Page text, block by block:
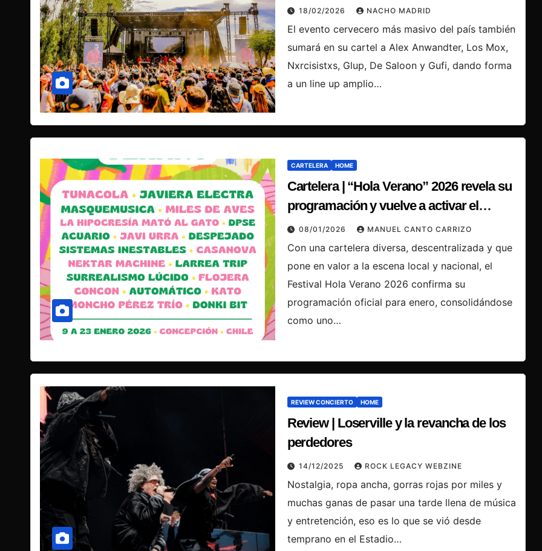
Line Up
18/02/2026 NACHO MADRID
El evento cervecero más masivo del país también
sumará en su cartel a Alex Anwandter, Los Mox,
Nxrcisistxs, Glup, De Saloon y Gufi, dando forma
a un line up amplio…
CARTELERA HOME
Cartelera | “Hola Verano” 2026 revela su
programación y vuelve a activar el
circuito musical penquista durante enero
08/01/2026 MANUEL CANTO CARRIZO
Con una cartelera diversa, descentralizada y que
pone en valor a la escena local y nacional, el
Festival Hola Verano 2026 confirma su
programación oficial para enero, consolidándose
como uno…
REVIEW CONCIERTO HOME
Review | Loserville y la revancha de los
perdedores
14/12/2025 ROCK LEGACY WEBZINE
Nostalgia, ropa ancha, gorras rojas por miles y
muchas ganas de pasar una tarde llena de música
y entretención, eso es lo que se vió desde
temprano en el Estadio…